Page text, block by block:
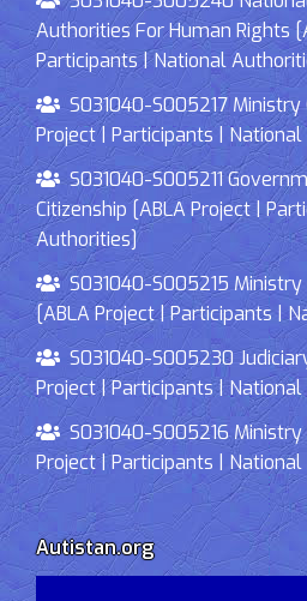
Authorities For Human Rights
Participants | National
S031040-S005217
Project | Participants |
S031040-S005211
Citizenship [ABLA Project |
Authorities]
S031040-S005215 Ministry
[ABLA Project | Participants |
S031040-S005230
Project | Participants |
S031040-S005216
Project | Participants |
Autistan.org